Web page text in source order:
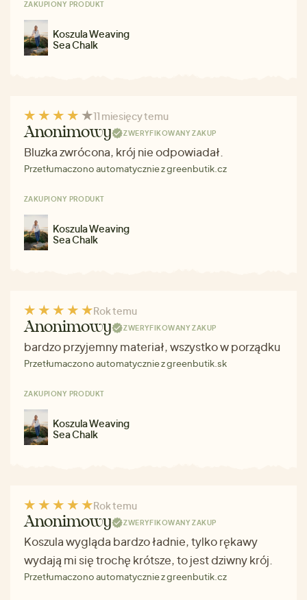
ZAKUPIONY PRODUKT
Koszula Weaving
Sea Chalk
11 miesięcy temu
Anonimowy ZWERYFIKOWANY ZAKUP
Bluzka zwrócona, krój nie odpowiadał.
Przetłumaczono automatycznie z greenbutik.cz
ZAKUPIONY PRODUKT
Koszula Weaving
Sea Chalk
Rok temu
Anonimowy ZWERYFIKOWANY ZAKUP
bardzo przyjemny materiał, wszystko w porządku
Przetłumaczono automatycznie z greenbutik.sk
ZAKUPIONY PRODUKT
Koszula Weaving
Sea Chalk
Rok temu
Anonimowy ZWERYFIKOWANY ZAKUP
Koszula wygląda bardzo ładnie, tylko rękawy
wydają mi się trochę krótsze, to jest dziwny krój.
Przetłumaczono automatycznie z greenbutik.cz